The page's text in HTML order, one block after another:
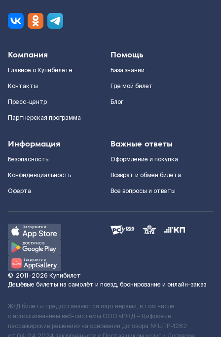
Компания
Главное о Купибилете
Контакты
Пресс-центр
Партнерская программа
Помощь
База знаний
Где мой билет
Блог
Информация
Безопасность
Конфиденциальность
Оферта
Важные ответы
Оформление и покупка
Возврат и обмен билета
Все вопросы и ответы
© 2011–2026 Купибилет
Дешёвые билеты на самолёт и поезд, бронирование и онлайн-заказ
Ж/Д билеты предоставляются партнёрами, в том числе
с использованием веб-системы ООО «РЖД – Цифровые
пассажирские решения» на основании договора № ЦПР-1282